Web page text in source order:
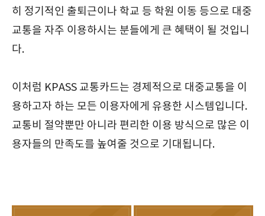
히 정기적인 출퇴근이나 학교 등 학원 이동 등으로 대중
교통을 자주 이용하시는 분들에게 큰 혜택이 될 것입니
다.
이처럼 KPASS 교통카드는 경제적으로 대중교통을 이
용하고자 하는 모든 이용자에게 유용한 시스템입니다.
교통비 절약뿐만 아니라 편리한 이용 방식으로 많은 이
용자들의 만족도를 높여줄 것으로 기대됩니다.